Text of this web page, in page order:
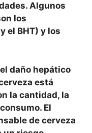
Algunos
los
el BHT) y los
daño hepático
está
la cantidad, la
El
de cerveza